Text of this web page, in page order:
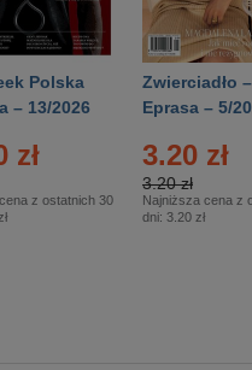
Polska
– 13/2026
zł
z ostatnich 30
Zwierciadło –
Eprasa – 5/
3.20 zł
3.20 zł
Najniższa cena z
dni: 3.20 zł